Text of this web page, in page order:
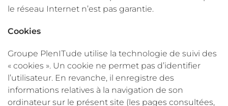
le réseau Internet n’est pas garantie.
Cookies
Groupe PlenITude utilise la technologie de suivi des
« cookies ». Un cookie ne permet pas d’identifier
l’utilisateur. En revanche, il enregistre des
informations relatives à la navigation de son
ordinateur sur le présent site (les pages consultées,